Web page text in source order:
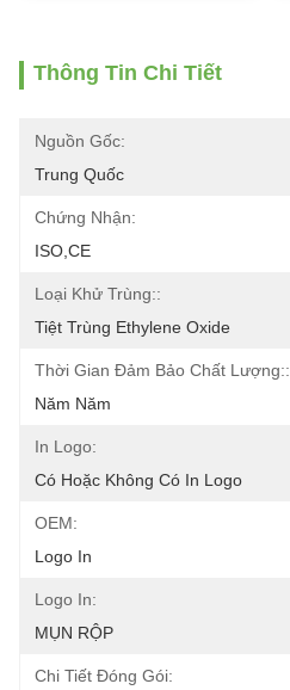
Thông Tin Chi Tiết
Nguồn Gốc:
Trung Quốc
Chứng Nhận:
ISO,CE
Loại Khử Trùng::
Tiệt Trùng Ethylene Oxide
Thời Gian Đảm Bảo Chất Lượng::
Năm Năm
In Logo:
Có Hoặc Không Có In Logo
OEM:
Logo In
Logo In:
MỤN RỘP
Chi Tiết Đóng Gói: